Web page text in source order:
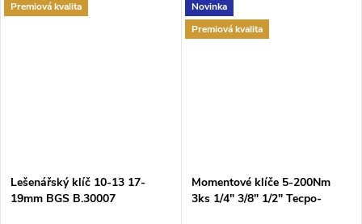
Premiová kvalita
Lešenářský klíč 10-13 17-
19mm BGS B.30007
Novinka
Premiová kvalita
Momentové klíče 5-200Nm
3ks 1/4" 3/8" 1/2" Tecpo-